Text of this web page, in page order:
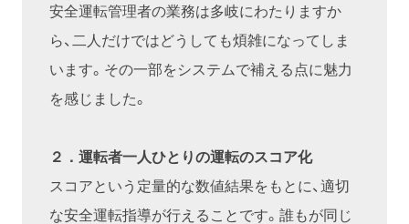
安全運転管理者の業務は多岐にわたりますか
ら、二人だけではどうしても煩雑になってしま
います。その一部をシステムで補える点に魅力
を感じました。
２．運転者一人ひとりの運転のスコア化
スコアという定量的な数値結果をもとに、適切
な安全運転指導が行えることです。誰もが同じ